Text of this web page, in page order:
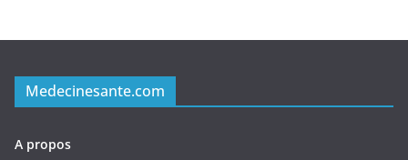
Medecinesante.com
A propos